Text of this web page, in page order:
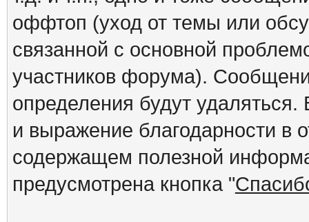
оффтоп (уход от темы или
связанной с основной
участников форума).
определения будут
и выражение благодарности в
содержащем полезной
предусмотрена кнопка "